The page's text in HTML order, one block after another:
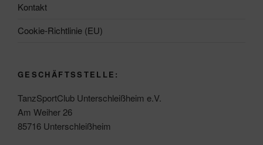
Kontakt
Cookie-Richtlinie (EU)
GESCHÄFTSSTELLE:
TanzSportClub Unterschleißheim e.V.
Am Weiher 26
85716 Unterschleißheim